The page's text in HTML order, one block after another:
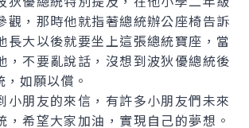
觀，那時他就指著總統辦公座椅告訴
長大以後就要坐上這張總統寶座，當
，不要亂說話，沒想到波狄優總統後
如願以償。
小朋友的來信，有許多小朋友們未來
，希望大家加油，實現自己的夢想。